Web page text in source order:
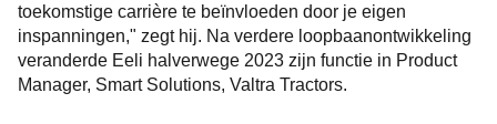
toekomstige carrière te beïnvloeden door je eigen
inspanningen," zegt hij. Na verdere loopbaanontwikkeling
veranderde Eeli halverwege 2023 zijn functie in Product
Manager, Smart Solutions, Valtra Tractors.